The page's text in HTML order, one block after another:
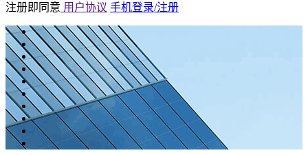
注册即同意 用户协议 手机登录/注册